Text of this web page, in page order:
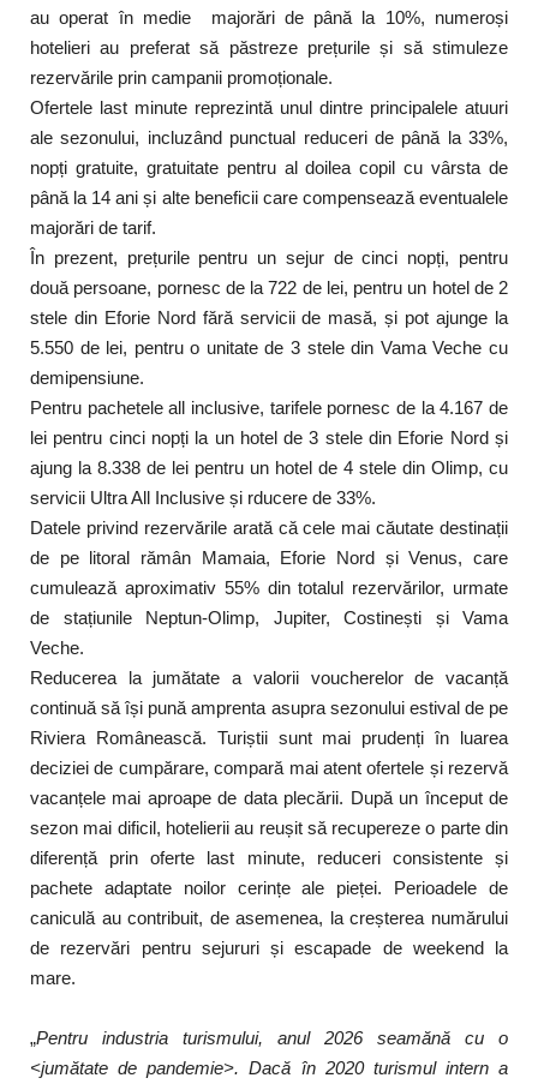
au operat în medie majorări de până la 10%, numeroși
hotelieri au preferat să păstreze prețurile și să stimuleze
rezervările prin campanii promoționale.
Ofertele last minute reprezintă unul dintre principalele atuuri
ale sezonului, incluzând punctual reduceri de până la 33%,
nopți gratuite, gratuitate pentru al doilea copil cu vârsta de
până la 14 ani și alte beneficii care compensează eventualele
majorări de tarif.
În prezent, prețurile pentru un sejur de cinci nopți, pentru
două persoane, pornesc de la 722 de lei, pentru un hotel de 2
stele din Eforie Nord fără servicii de masă, și pot ajunge la
5.550 de lei, pentru o unitate de 3 stele din Vama Veche cu
demipensiune.
Pentru pachetele all inclusive, tarifele pornesc de la 4.167 de
lei pentru cinci nopți la un hotel de 3 stele din Eforie Nord și
ajung la 8.338 de lei pentru un hotel de 4 stele din Olimp, cu
servicii Ultra All Inclusive și rducere de 33%.
Datele privind rezervările arată că cele mai căutate destinații
de pe litoral rămân Mamaia, Eforie Nord și Venus, care
cumulează aproximativ 55% din totalul rezervărilor, urmate
de stațiunile Neptun-Olimp, Jupiter, Costinești și Vama
Veche.
Reducerea la jumătate a valorii voucherelor de vacanță
continuă să își pună amprenta asupra sezonului estival de pe
Riviera Românească. Turiștii sunt mai prudenți în luarea
deciziei de cumpărare, compară mai atent ofertele și rezervă
vacanțele mai aproape de data plecării. După un început de
sezon mai dificil, hotelierii au reușit să recupereze o parte din
diferență prin oferte last minute, reduceri consistente și
pachete adaptate noilor cerințe ale pieței. Perioadele de
caniculă au contribuit, de asemenea, la creșterea numărului
de rezervări pentru sejururi și escapade de weekend la
mare.
„Pentru industria turismului, anul 2026 seamănă cu o
<jumătate de pandemie>. Dacă în 2020 turismul intern a